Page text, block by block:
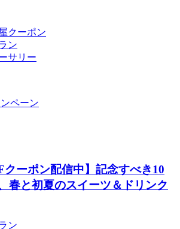
クーポン
ン
サリー
ペーン
クーポン配信中】記念すべき10
春と初夏のスイーツ＆ドリンク
ン